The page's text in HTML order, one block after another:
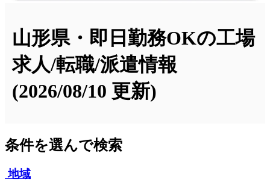
山形県・即日勤務OKの工場
求人/転職/派遣情報
(2026/08/10 更新)
条件を選んで検索
地域